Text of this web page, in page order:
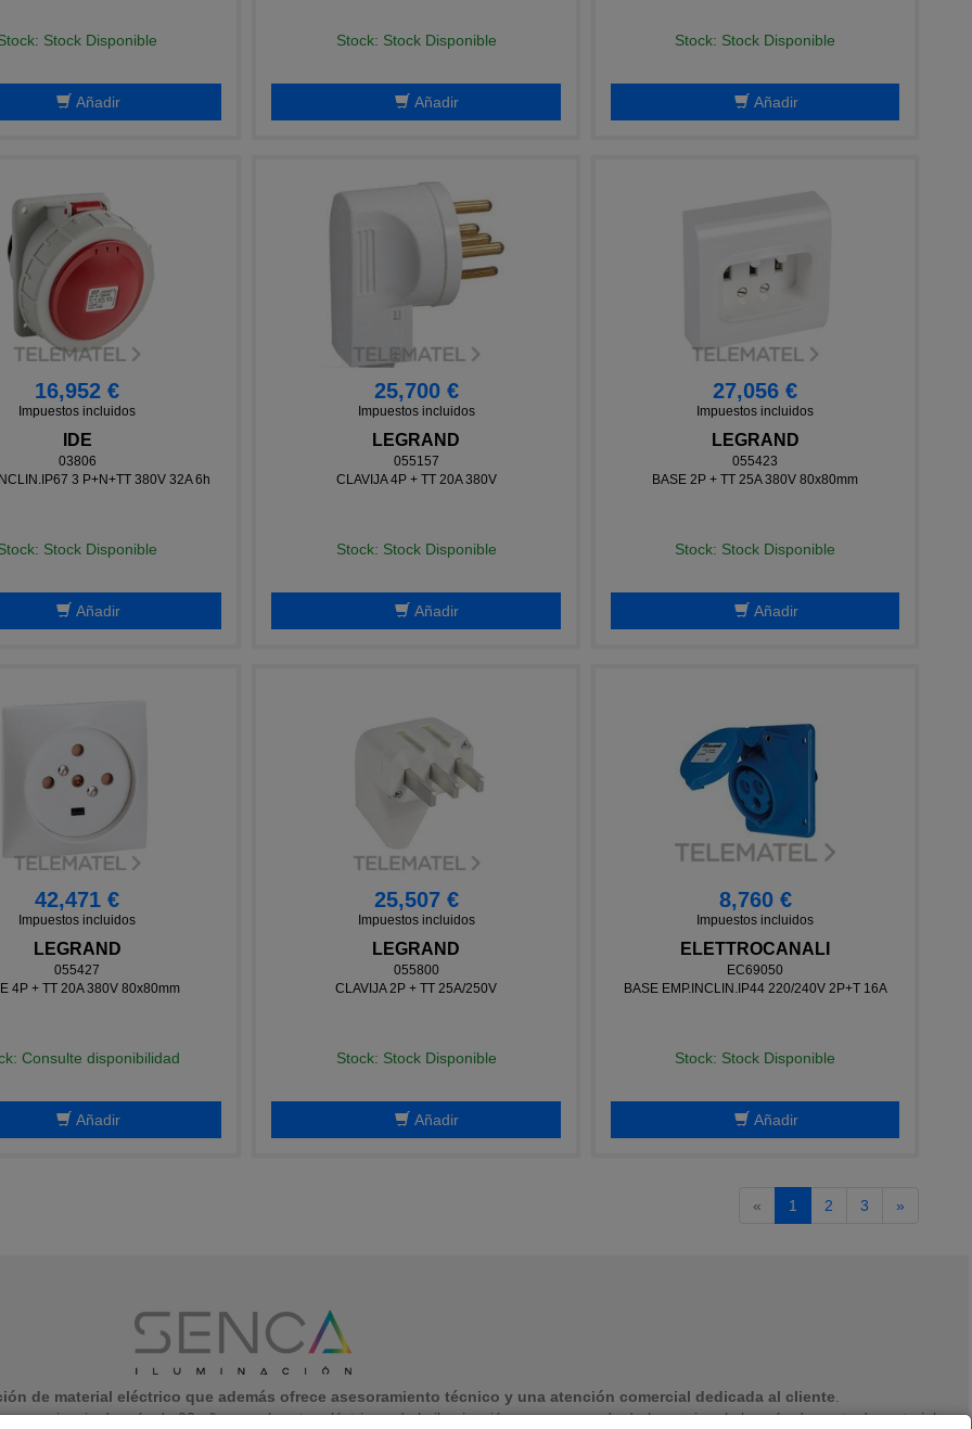
Stock Disponible
Añadir
Stock: Stock Disponible
Añadir
Stock: Stock Disponible
Añadir
16,952 €
Impuestos incluidos
IDE
03806
3 P+N+TT 380V 32A 6h
Stock Disponible
Añadir
25,700 €
Impuestos incluidos
LEGRAND
055157
CLAVIJA 4P + TT 20A 380V
Stock: Stock Disponible
Añadir
27,056 €
Impuestos incluidos
LEGRAND
055423
BASE 2P + TT 25A 380V 80x80mm
Stock: Stock Disponible
Añadir
42,471 €
Impuestos incluidos
LEGRAND
055427
4P + TT 20A 380V 80x80mm
Consulte disponibilidad
Añadir
25,507 €
Impuestos incluidos
LEGRAND
055800
CLAVIJA 2P + TT 25A/250V
Stock: Stock Disponible
Añadir
8,760 €
Impuestos incluidos
ELETTROCANALI
EC69050
BASE EMP.INCLIN.IP44 220/240V 2P+T 16A
Stock: Stock Disponible
Añadir
« 1 2 3 »
de material eléctrico que además ofrece asesoramiento técnico y una atención comercial dedicada al cliente
experiencia de más de 20 años en el sector eléctrico y de la iluminación y con ganas de darle un giro al almacén de venta de material